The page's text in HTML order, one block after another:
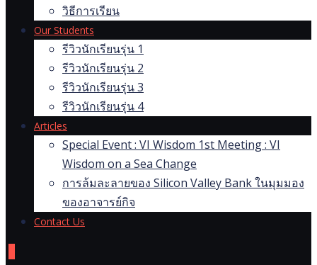
วิธีการเรียน
Our Students
รีวิวนักเรียนรุ่น 1
รีวิวนักเรียนรุ่น 2
รีวิวนักเรียนรุ่น 3
รีวิวนักเรียนรุ่น 4
Articles
Special Event : VI Wisdom 1st Meeting : VI
Wisdom on a Sea Change
การล้มละลายของ Silicon Valley Bank ในมุมมอง
ของอาจารย์กิจ
Contact Us